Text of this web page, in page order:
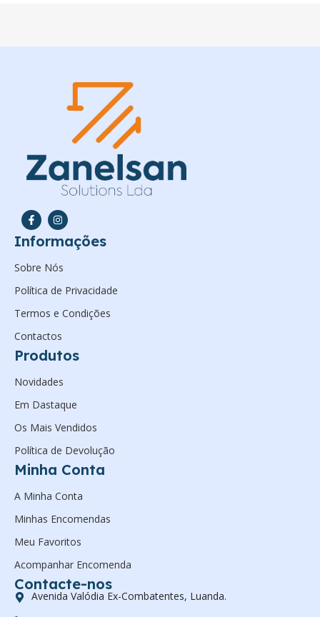
Informações
Sobre Nós
Política de Privacidade
Termos e Condições
Contactos
Produtos
Novidades
Em Dastaque
Os Mais Vendidos
Política de Devolução
Minha Conta
A Minha Conta
Minhas Encomendas
Meu Favoritos
Acompanhar Encomenda
Contacte-nos
Avenida Valódia Ex-Combatentes, Luanda.